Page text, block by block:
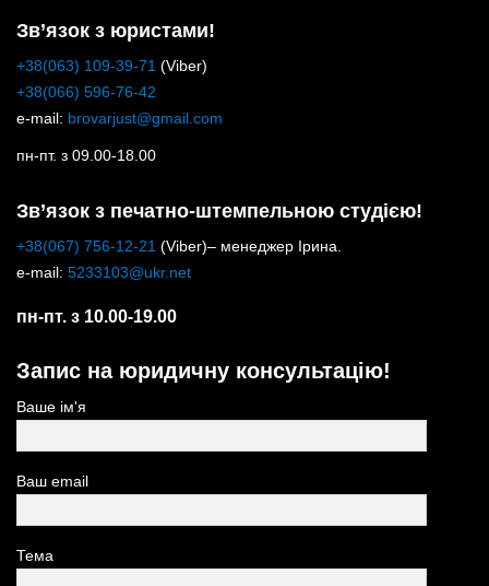
Зв’язок з юристами!
+38(063) 109-39-71 (Viber)
+38(066) 596-76-42
e-mail: brovarjust@gmail.com
пн-пт. з 09.00-18.00
Зв’язок з печатно-штемпельною студією!
+38(067) 756-12-21 (Viber)– менеджер Ірина.
e-mail: 5233103@ukr.net
пн-пт. з 10.00-19.00
Запис на юридичну консультацію!
Ваше ім'я
Ваш email
Тема